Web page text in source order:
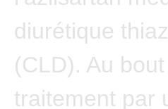
diurétique
(CLD). Au
traitement par